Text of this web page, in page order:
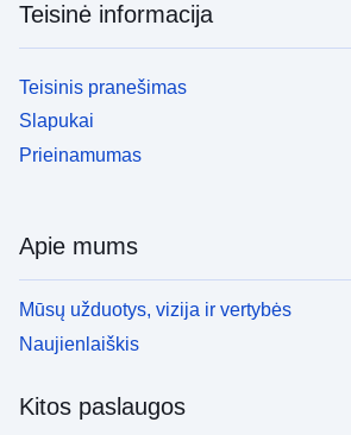
Teisinė informacija
Teisinis pranešimas
Slapukai
Prieinamumas
Apie mums
Mūsų užduotys, vizija ir vertybės
Naujienlaiškis
Kitos paslaugos